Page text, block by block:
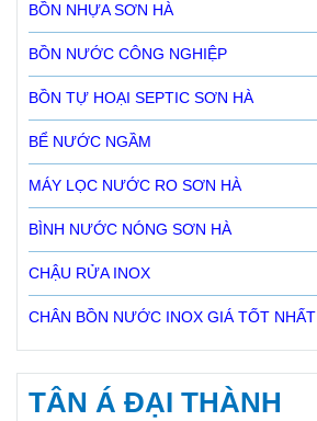
BỒN NHỰA SƠN HÀ
BỒN NƯỚC CÔNG NGHIỆP
BỒN TỰ HOẠI SEPTIC SƠN HÀ
BỂ NƯỚC NGẦM
MÁY LỌC NƯỚC RO SƠN HÀ
BÌNH NƯỚC NÓNG SƠN HÀ
CHẬU RỬA INOX
CHÂN BỒN NƯỚC INOX GIÁ TỐT NHẤT
TÂN Á ĐẠI THÀNH